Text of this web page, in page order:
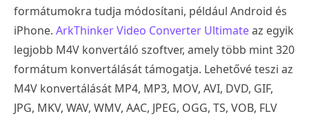
formátumokra tudja módosítani, például Android és
iPhone. ArkThinker Video Converter Ultimateaz egyik
legjobb M4V konvertáló szoftver, amely több mint 320
formátum konvertálását támogatja. Lehetővé teszi az
M4V konvertálását MP4, MP3, MOV, AVI, DVD, GIF,
JPG, MKV, WAV, WMV, AAC, JPEG, OGG, TS, VOB, FLV